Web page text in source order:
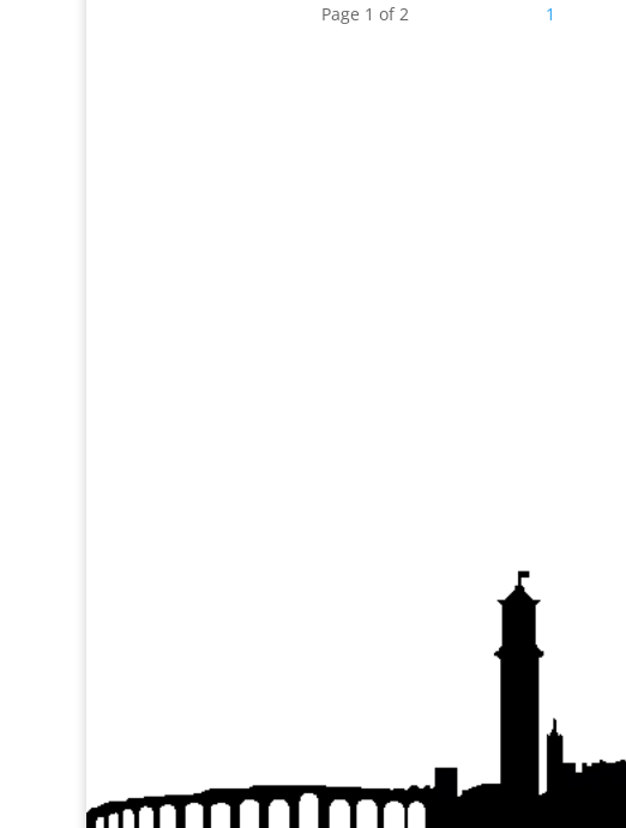
поместили в хранилище Музея...
Page 1 of 2 1